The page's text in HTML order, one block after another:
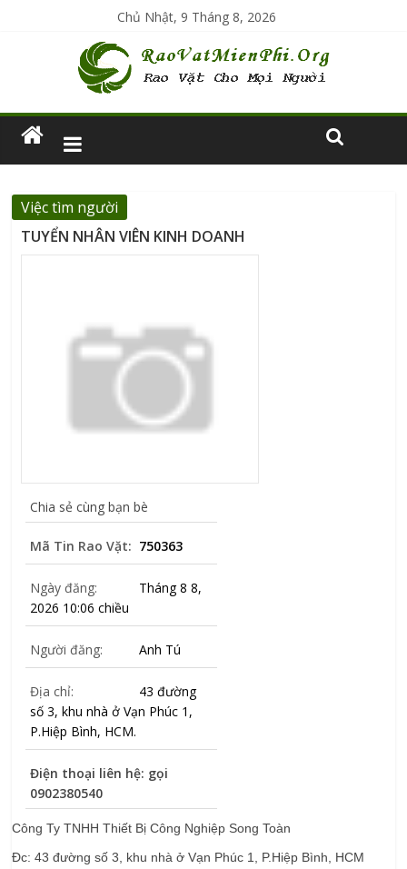
Chủ Nhật, 9 Tháng 8, 2026
Việc tìm người
TUYỂN NHÂN VIÊN KINH DOANH
Chia sẻ cùng bạn bè
Mã Tin Rao Vặt: 750363
Ngày đăng:
Tháng 8 8,
2026 10:06 chiều
Người đăng: Anh Tú
Địa chỉ:
43 đường
số 3, khu nhà ở Vạn Phúc 1,
P.Hiệp Bình, HCM.
Điện thoại liên hệ: gọi
0902380540
Công Ty TNHH Thiết Bị Công Nghiệp Song Toàn
Đc: 43 đường số 3, khu nhà ở Vạn Phúc 1, P.Hiệp Bình, HCM